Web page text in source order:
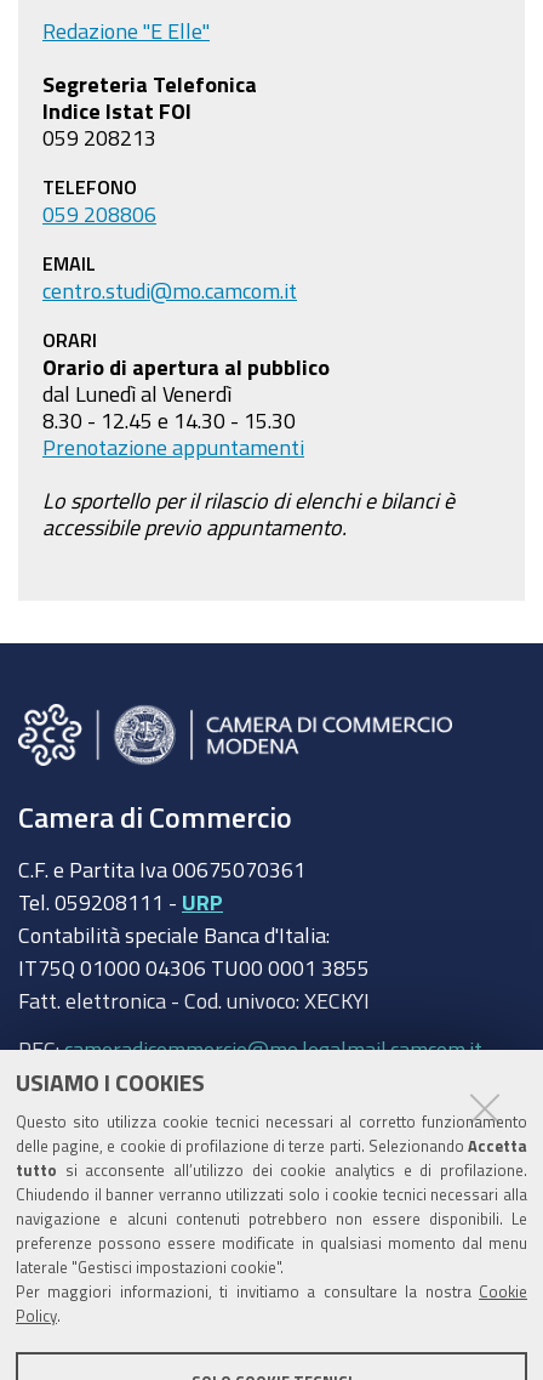
USIAMO I COOKIES
Questo sito utilizza cookie tecnici necessari al corretto funzionamento
delle pagine, e cookie di profilazione di terze parti. Selezionando Accetta
tutto si acconsente all’utilizzo dei cookie analytics e di profilazione.
Chiudendo il banner verranno utilizzati solo i cookie tecnici necessari alla
navigazione e alcuni contenuti potrebbero non essere disponibili. Le
preferenze possono essere modificate in qualsiasi momento dal menu
laterale "Gestisci impostazioni cookie".
Per maggiori informazioni, ti invitiamo a consultare la nostra Cookie
Policy
Redazione "E Elle"
Segreteria Telefonica
Indice Istat FOI
059 208213
TELEFONO
059 208806
EMAIL
centro.studi@mo.camcom.it
ORARI
Orario di apertura al pubblico
dal Lunedì al Venerdì
8.30 - 12.45 e 14.30 - 15.30
Prenotazione appuntamenti
Lo sportello per il rilascio di elenchi e bilanci è
accessibile previo appuntamento.
Camera di Commercio
C.F. e Partita Iva 00675070361
Tel. 059208111 - URP
Contabilità speciale Banca d'Italia:
IT75Q 01000 04306 TU00 0001 3855
Fatt. elettronica - Cod. univoco: XECKYI
PEC:cameradicommercio@mo.legalmail.camcom.it
Trasparenza
Amministrazione trasparente
Albo Camerale
Pubblicità Legale
Area riservata Amministratori